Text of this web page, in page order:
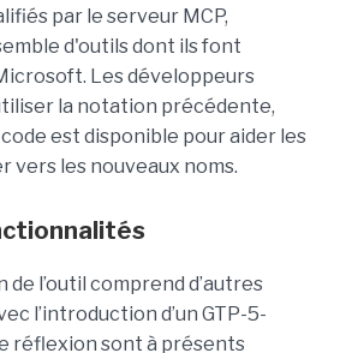
par le serveur MCP,
d'outils dont ils font
Les développeurs
la notation précédente,
est disponible pour aider les
vers les nouveaux noms.
l’outil comprend d’autres
l’introduction d’un GTP-5-
réflexion sont à présents